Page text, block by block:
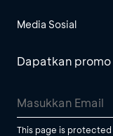
Media Sosial
Dapatkan
This page is